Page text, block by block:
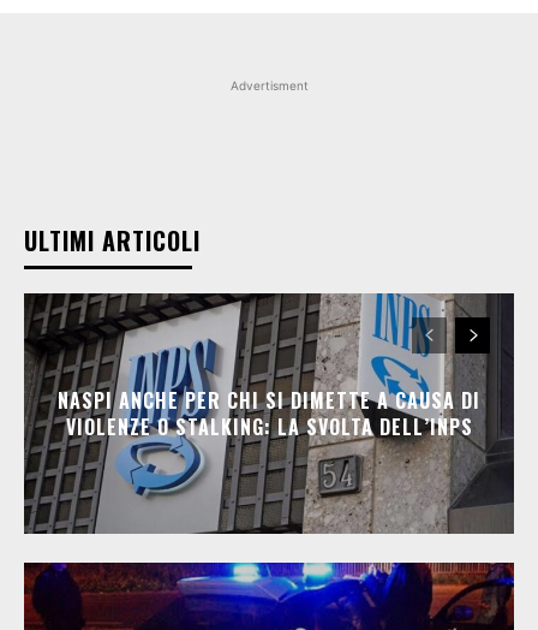
Advertisment
ULTIMI ARTICOLI
NASPI ANCHE PER CHI SI DIMETTE A CAUSA DI
VIOLENZE O STALKING: LA SVOLTA DELL’INPS